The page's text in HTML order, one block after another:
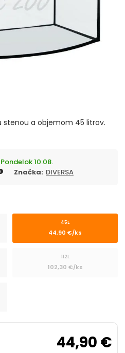
stenou a objemom 45 litrov.
Pondelok 10.08.
Značka: DIVERSA
45L
44,90 €/ks
112L
102,30 €/ks
44,90 €